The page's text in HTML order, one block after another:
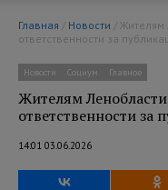
Главная / Новости
ответственности за
Новости Социум Главное
Жителям
ответственности
14:01 03.06.2026